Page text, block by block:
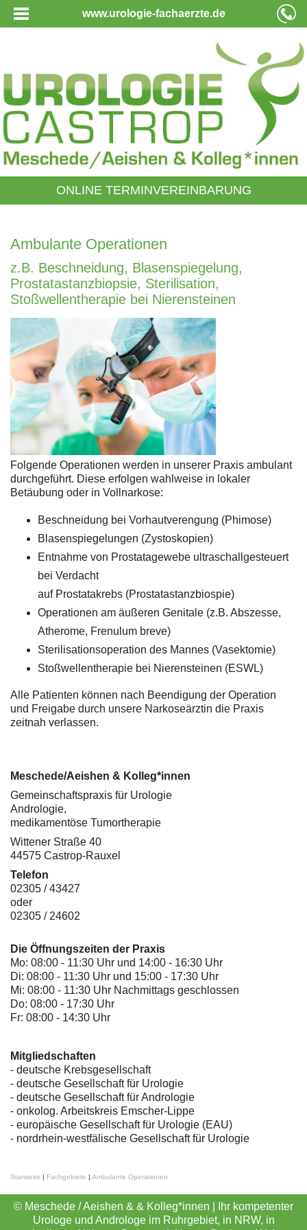
www.urologie-fachaerzte.de
ONLINE TERMINVEREINBARUNG
Ambulante Operationen
z.B. Beschneidung, Blasenspiegelung,
Prostatastanzbiopsie, Sterilisation,
Stoßwellentherapie bei Nierensteinen
Folgende Operationen werden in unserer Praxis ambulant
durchgeführt. Diese erfolgen wahlweise in lokaler
Betäubung oder in Vollnarkose:
Beschneidung bei Vorhautverengung (Phimose)
Blasenspiegelungen (Zystoskopien)
Entnahme von Prostatagewebe ultraschallgesteuert
bei Verdacht
auf Prostatakrebs (Prostatastanzbiospie)
Operationen am äußeren Genitale (z.B. Abszesse,
Atherome, Frenulum breve)
Sterilisationsoperation des Mannes (Vasektomie)
Stoßwellentherapie bei Nierensteinen (ESWL)
Alle Patienten können nach Beendigung der Operation
und Freigabe durch unsere Narkoseärztin die Praxis
zeitnah verlassen.
Meschede/Aeishen & Kolleg*innen
Gemeinschaftspraxis für Urologie
Andrologie,
medikamentöse Tumortherapie
Wittener Straße 40
44575 Castrop-Rauxel
Telefon
02305 / 43427
oder
02305 / 24602
Die Öffnungszeiten der Praxis
Mo: 08:00 - 11:30 Uhr und 14:00 - 16:30 Uhr
Di: 08:00 - 11:30 Uhr und 15:00 - 17:30 Uhr
Mi: 08:00 - 11:30 Uhr Nachmittags geschlossen
Do: 08:00 - 17:30 Uhr
Fr: 08:00 - 14:30 Uhr
Mitgliedschaften
- deutsche Krebsgesellschaft
- deutsche Gesellschaft für Urologie
- deutsche Gesellschaft für Andrologie
- onkolog. Arbeitskreis Emscher-Lippe
- europäische Gesellschaft für Urologie (EAU)
- nordrhein-westfälische Gesellschaft für Urologie
Startseite | Fachgebiete | Ambulante Operationen
© Meschede / Aeishen & & Kolleg*innen | Ihr kompetenter
Urologe und Androloge im Ruhrgebiet, in NRW, in